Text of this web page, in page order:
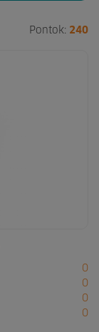
Pontok: 240
0
0
0
0